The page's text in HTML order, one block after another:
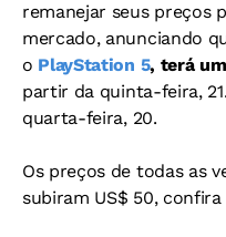
remanejar seus preços
mercado, anunciando
o PlayStation 5, terá
partir da quinta-feira,
quarta-feira, 20.
Os preços de todas as
subiram US$ 50,